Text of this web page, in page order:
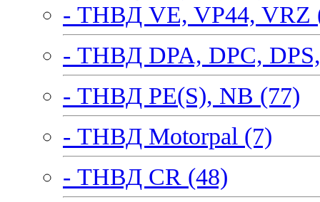
- ТНВД VE, VP44, VRZ
- ТНВД DPA, DPC,
- ТНВД PE(S), NB (77)
- ТНВД Motorpal (7)
- ТНВД CR (48)